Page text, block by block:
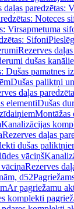
daļas paredzētas:
Noteces
Virsapmetuma
Sifoni
Rezerves
dušas
Dušas pamatnes
Dušas paliktņi
daļas
elementiDušas
Montāžas
Kanalizācijas
Rezerves daļas
dušas
vāciņš
Rezerves
d52
Ar pagriežamu
komplekti